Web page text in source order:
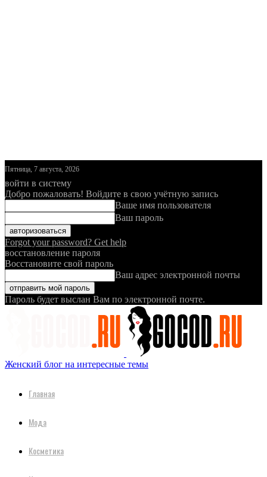
Пятница, 7 августа, 2026
войти в систему
Добро пожаловать! Войдите в свою учётную запись
Ваше имя пользователя
Ваш пароль
Forgot your password? Get help
восстановление пароля
Восстановите свой пароль
Ваш адрес электронной почты
Пароль будет выслан Вам по электронной почте.
Женский блог на интересные темы
Главная
Мода
Косметика